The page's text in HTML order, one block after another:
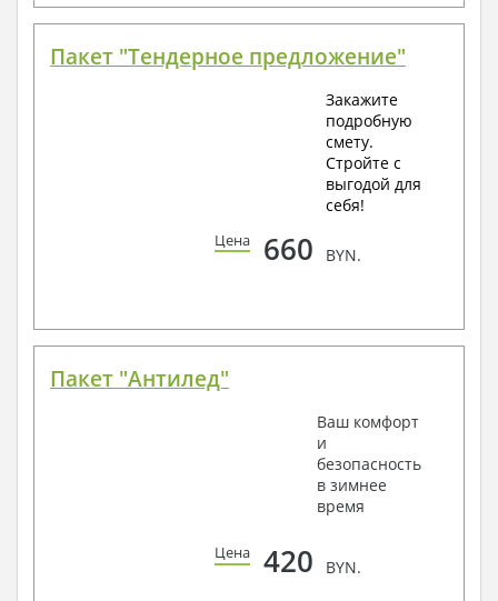
Пакет "Тендерное предложение"
Закажите
подробную
смету.
Стройте с
выгодой для
себя!
Цена 660 BYN.
Пакет "Антилед"
Ваш комфорт
и
безопасность
в зимнее
время
Цена 420 BYN.